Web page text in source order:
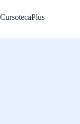
al
contenido
CursotecaPlus